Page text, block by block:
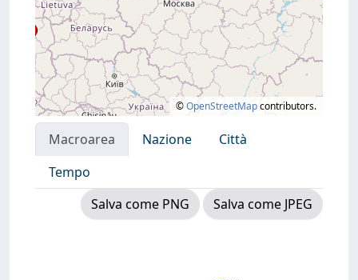
©OpenStreetMapcontributors.
Macroarea Nazione
Città
Tempo
Salva come PNG
Salva come JPEG